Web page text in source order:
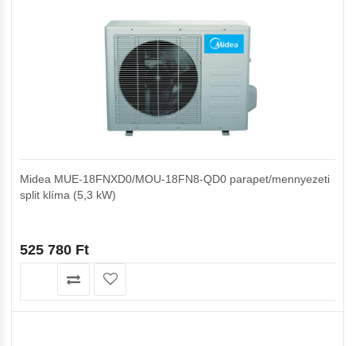
Midea MUE-18FNXD0/MOU-18FN8-QD0 parapet/mennyezeti
split klíma (5,3 kW)
525 780 Ft